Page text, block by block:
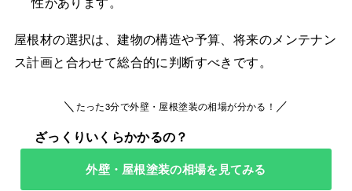
屋根材の選択は、建物の構造や予算、将来のメンテナン
ス計画と合わせて総合的に判断すべきです。
＼ たった3分で外壁・屋根塗装の相場が分かる！ ／
外壁・屋根塗装の相場を見てみる